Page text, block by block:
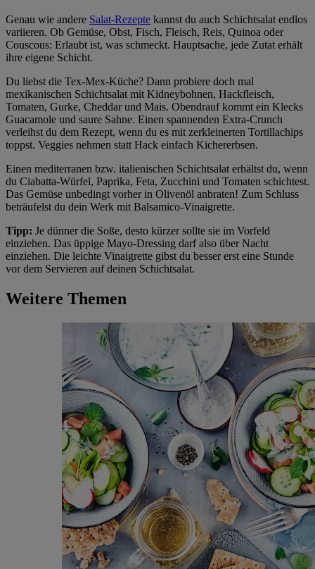
Genau wie andere Salat-Rezepte kannst du auch Schichtsalat endlos
variieren. Ob Gemüse, Obst, Fisch, Fleisch, Reis, Quinoa oder
Couscous: Erlaubt ist, was schmeckt. Hauptsache, jede Zutat erhält
ihre eigene Schicht.
Du liebst die Tex-Mex-Küche? Dann probiere doch mal
mexikanischen Schichtsalat mit Kidneybohnen, Hackfleisch,
Tomaten, Gurke, Cheddar und Mais. Obendrauf kommt ein Klecks
Guacamole und saure Sahne. Einen spannenden Extra-Crunch
verleihst du dem Rezept, wenn du es mit zerkleinerten Tortillachips
toppst. Veggies nehmen statt Hack einfach Kichererbsen.
Einen mediterranen bzw. italienischen Schichtsalat erhältst du, wenn
du Ciabatta-Würfel, Paprika, Feta, Zucchini und Tomaten schichtest.
Das Gemüse unbedingt vorher in Olivenöl anbraten! Zum Schluss
beträufelst du dein Werk mit Balsamico-Vinaigrette.
Tipp: Je dünner die Soße, desto kürzer sollte sie im Vorfeld
einziehen. Das üppige Mayo-Dressing darf also über Nacht
einziehen. Die leichte Vinaigrette gibst du besser erst eine Stunde
vor dem Servieren auf deinen Schichtsalat.
Weitere Themen